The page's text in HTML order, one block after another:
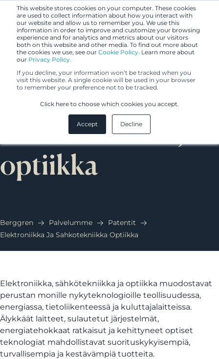
This website stores cookies on your computer. These cookies
are used to collect information about how you interact with
our website and allow us to remember you. We use this
information in order to improve and customize your browsing
experience and for analytics and metrics about our visitors
both on this website and other media. To find out more about
the cookies we use, see our Cookie Policy. Learn more about
our Privacy Policy.
If you decline, your information won’t be tracked when you
visit this website. A single cookie will be used in your browser
to remember your preference not to be tracked.
Click here to choose which cookies you accept.
Accept Decline
Elektroniikka ja
sähkötekniikka,
optiikka
Berggren Palvelumme
Patentit
Elektroniikka Ja Sahkotekniikka Optiikka
Elektroniikka, sähkötekniikka ja optiikka muodostavat
perustan monille nykyteknologioille teollisuudessa,
energiassa, tietoliikenteessä ja kuluttajalaitteissa.
Älykkäät laitteet, sulautetut järjestelmät,
energiatehokkaat ratkaisut ja kehittyneet optiset
teknologiat mahdollistavat suorituskykyisempiä,
turvallisempia ja kestävämpiä tuotteita.